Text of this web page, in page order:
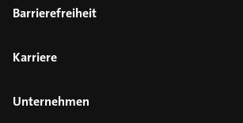
Barrierefreiheit
Karriere
Unternehmen